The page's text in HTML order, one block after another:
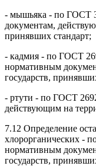
- мышьяка - по ГОСТ
документам,
принявших стандарт;
- кадмия - по ГОСТ
нормативным
государств,
- ртути - по ГОСТ
действующим на
7.12 Определение
хлорорганических -
нормативным
государств,